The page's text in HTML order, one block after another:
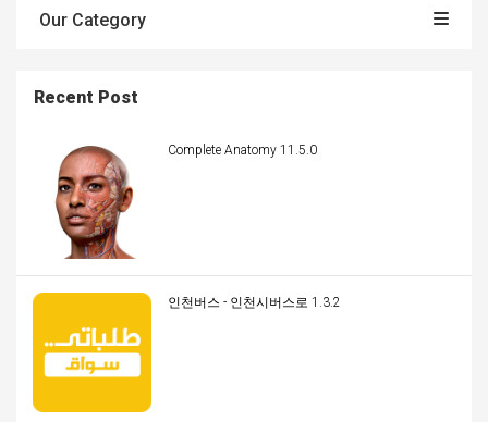
Our Category
Recent Post
Complete Anatomy 11.5.0
인천버스 - 인천시버스로 1.3.2